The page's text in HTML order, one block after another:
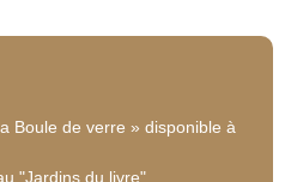
Boule de verre » disponible à
"Jardins du livre"